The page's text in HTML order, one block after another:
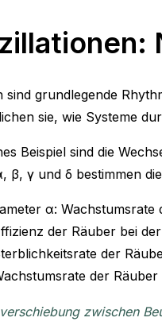
sind grundlegende
sie, wie Systeme
Beispiel sind die
β, γ und δ bestimmen
α: Wachstumsrate
der Räuber bei
der
der
zwischen